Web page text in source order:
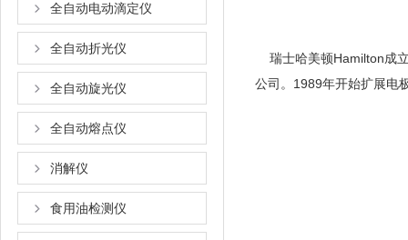
全自动电动滴定仪
全自动折光仪
全自动旋光仪
全自动熔点仪
消解仪
食用油检测仪
瑞士哈美顿Hamilton成立
公司。1989年开始扩展电